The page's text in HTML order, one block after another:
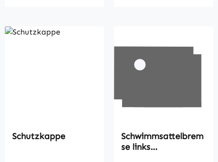
Schutzkappe
Schwimmsattelbrem
se links